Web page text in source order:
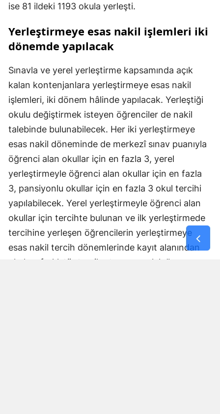
ise 81 ildeki 1193 okula yerleşti.
Yerleştirmeye esas nakil işlemleri iki
dönemde yapılacak
Sınavla ve yerel yerleştirme kapsamında açık
kalan kontenjanlara yerleştirmeye esas nakil
işlemleri, iki dönem hâlinde yapılacak. Yerleştiği
okulu değiştirmek isteyen öğrenciler de nakil
talebinde bulunabilecek. Her iki yerleştirmeye
esas nakil döneminde de merkezî sınav puanıyla
öğrenci alan okullar için en fazla 3, yerel
yerleştirmeyle öğrenci alan okullar için en fazla
3, pansiyonlu okullar için en fazla 3 okul tercihi
yapılabilecek. Yerel yerleştirmeyle öğrenci alan
okullar için tercihte bulunan ve ilk yerleştirmede
tercihine yerleşen öğrencilerin yerleştirmeye
esas nakil tercih dönemlerinde kayıt alanından
okul ve farklı tür tercih etme zorunluluğu